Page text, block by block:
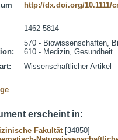
http://dx.doi.org/10.1111/
1462-5814
570 - Biowissenschaften,
610 - Medizin, Gesundheit
Wissenschaftlicher Artikel
erscheint in:
Fakultät[34850]